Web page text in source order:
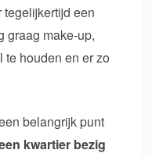
een
graag make-up,
te houden en er zo
belangrijk punt
kwartier bezig